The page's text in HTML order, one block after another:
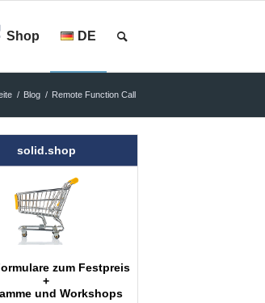
Shop DE
/ Blog / Remote Function Call
solid.shop
zum Festpreis
+
und Workshops